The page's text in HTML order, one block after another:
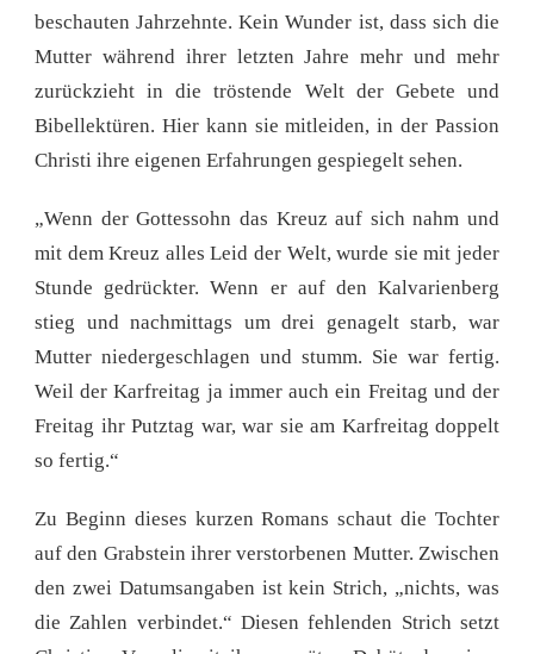
beschauten Jahrzehnte. Kein Wunder ist, dass sich die
Mutter während ihrer letzten Jahre mehr und mehr
zurückzieht in die tröstende Welt der Gebete und
Bibellektüren. Hier kann sie mitleiden, in der Passion
Christi ihre eigenen Erfahrungen gespiegelt sehen.
„Wenn der Gottessohn das Kreuz auf sich nahm und
mit dem Kreuz alles Leid der Welt, wurde sie mit jeder
Stunde gedrückter. Wenn er auf den Kalvarienberg
stieg und nachmittags um drei genagelt starb, war
Mutter niedergeschlagen und stumm. Sie war fertig.
Weil der Karfreitag ja immer auch ein Freitag und der
Freitag ihr Putztag war, war sie am Karfreitag doppelt
so fertig.“
Zu Beginn dieses kurzen Romans schaut die Tochter
auf den Grabstein ihrer verstorbenen Mutter. Zwischen
den zwei Datumsangaben ist kein Strich, „nichts, was
die Zahlen verbindet.“ Diesen fehlenden Strich setzt